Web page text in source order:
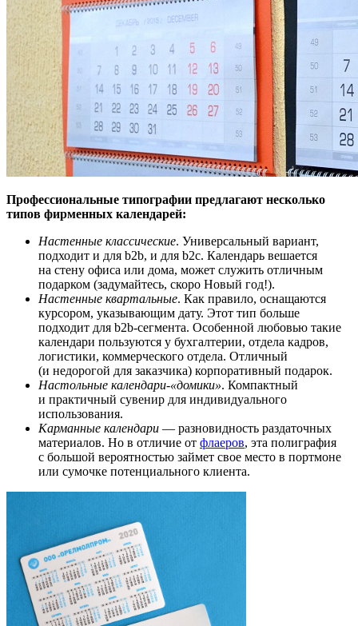
Профессиональные типографии предлагают несколько
типов фирменных календарей:
Настенные классические. Универсальный вариант,
подходит и для b2b, и для b2c. Календарь вешается
на стену офиса или дома, может служить отличным
подарком (задумайтесь, скоро Новый год!).
Настенные квартальные. Как правило, оснащаются
курсором, указывающим дату. Этот тип больше
подходит для b2b-сегмента. Особенной любовью такие
календари пользуются у бухгалтерии, отдела кадров,
логистики, коммерческого отдела. Отличный
(и недорогой для заказчика) корпоративный подарок.
Настольные календари-«домики». Компактный
и практичный сувенир для индивидуального
использования.
Карманные календари — разновидность раздаточных
материалов. Но в отличие от флаеров, эта полиграфия
с большой вероятностью займет свое место в портмоне
или сумочке потенциального клиента.